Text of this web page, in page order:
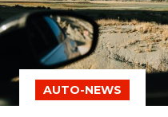
AUTO-NEWS